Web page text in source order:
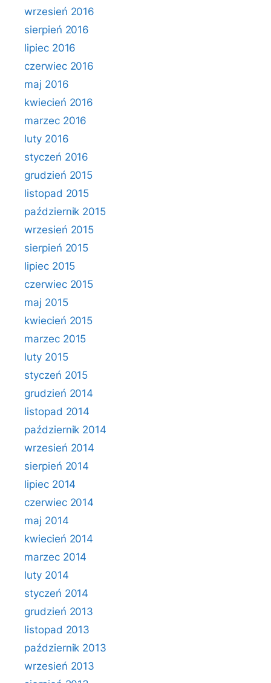
wrzesień 2016
sierpień 2016
lipiec 2016
czerwiec 2016
maj 2016
kwiecień 2016
marzec 2016
luty 2016
styczeń 2016
grudzień 2015
listopad 2015
październik 2015
wrzesień 2015
sierpień 2015
lipiec 2015
czerwiec 2015
maj 2015
kwiecień 2015
marzec 2015
luty 2015
styczeń 2015
grudzień 2014
listopad 2014
październik 2014
wrzesień 2014
sierpień 2014
lipiec 2014
czerwiec 2014
maj 2014
kwiecień 2014
marzec 2014
luty 2014
styczeń 2014
grudzień 2013
listopad 2013
październik 2013
wrzesień 2013